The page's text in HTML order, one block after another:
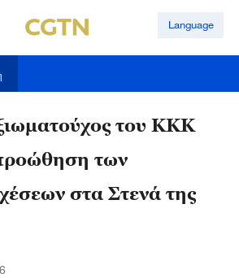
Language
του ΚΚΚ
των
στα Στενά της